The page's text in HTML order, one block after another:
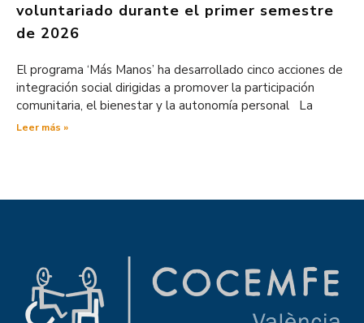
voluntariado durante el primer semestre
de 2026
El programa ‘Más Manos’ ha desarrollado cinco acciones de
integración social dirigidas a promover la participación
comunitaria, el bienestar y la autonomía personal La
Leer más »